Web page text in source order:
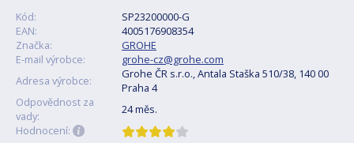
Kód:
SP23200000-G
EAN:
4005176908354
Značka:
GROHE
E-mail výrobce:
grohe-cz@grohe.com
Adresa výrobce:
Grohe ČR s.r.o., Antala Staška 510/38, 140 00
Praha 4
Odpovědnost za
vady:
24 měs.
Hodnocení: